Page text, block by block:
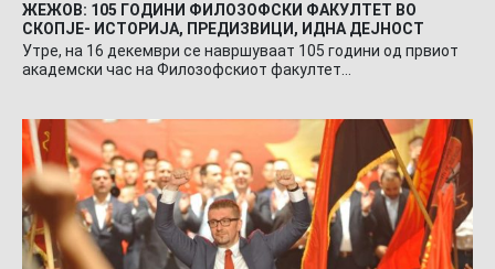
ЖЕЖОВ: 105 ГОДИНИ ФИЛОЗОФСКИ ФАКУЛТЕТ ВО
СКОПЈЕ- ИСТОРИЈА, ПРЕДИЗВИЦИ, ИДНА ДЕЈНОСТ
Утре, на 16 декември се навршуваат 105 години од првиот
академски час на Филозофскиот факултет…